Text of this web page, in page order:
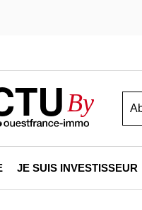
By
JE SUIS INVESTISSEUR